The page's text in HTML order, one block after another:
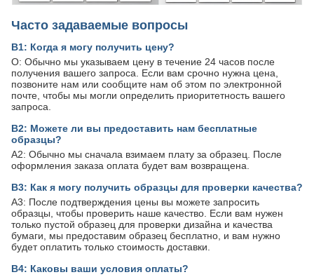
Часто задаваемые вопросы
В1: Когда я могу получить цену?
О: Обычно мы указываем цену в течение 24 часов после
получения вашего запроса. Если вам срочно нужна цена,
позвоните нам или сообщите нам об этом по электронной
почте, чтобы мы могли определить приоритетность вашего
запроса.
В2: Можете ли вы предоставить нам бесплатные
образцы?
A2: Обычно мы сначала взимаем плату за образец. После
оформления заказа оплата будет вам возвращена.
В3: Как я могу получить образцы для проверки качества?
A3: После подтверждения цены вы можете запросить
образцы, чтобы проверить наше качество. Если вам нужен
только пустой образец для проверки дизайна и качества
бумаги, мы предоставим образец бесплатно, и вам нужно
будет оплатить только стоимость доставки.
В4: Каковы ваши условия оплаты?